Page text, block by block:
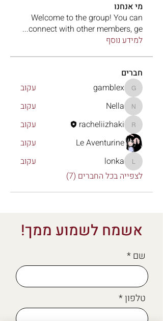
מי אנחנו
Welcome to the group! You can
connect with other members, ge
...
למידע נוסף
חברים
gamblex
gamblex עקוב
Nella
Nella עקוב
racheliizhaki
racheliizhaki
עקוב
Le Aventurine
עקוב
lonka
lonka
עקוב
לצפייה בכל החברים (7)
אשמח לשמוע ממך!
שם
טלפון